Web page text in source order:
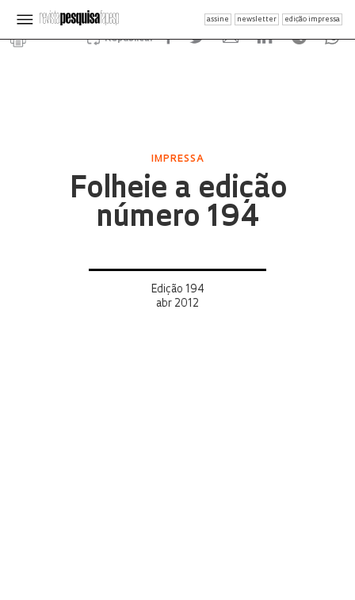
assine newsletter edição impressa
Republicar
IMPRESSA
Folheie a edição
número 194
Edição 194
abr 2012